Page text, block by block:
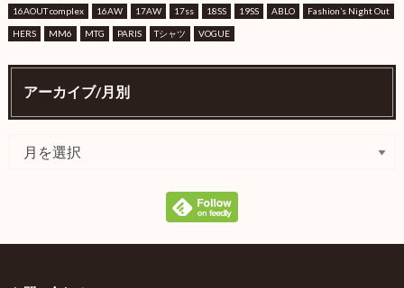
16AOUT complex 16AW 17AW 17ss 18SS 19SS ABLO Fashion’s Night Out
HERS MM6 MTG PARIS Tシャツ VOGUE
アーカイブ/月別